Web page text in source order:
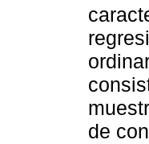
de